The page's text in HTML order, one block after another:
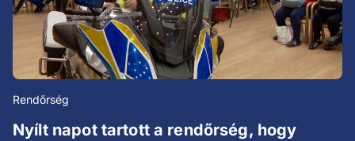
Rendőrség
Nyílt napot tartott a rendőrség, hogy